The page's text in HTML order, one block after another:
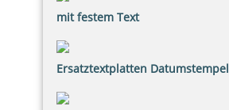
mit festem Text
Ersatztextplatten Datumstempel